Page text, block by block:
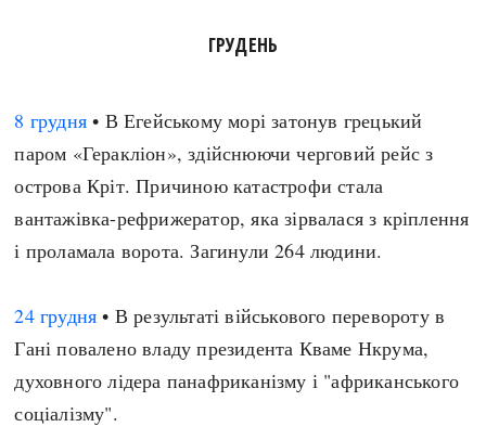
ГРУДЕНЬ
8 грудня • В Егейському морі затонув грецький
паром «Геракліон», здійснюючи черговий рейс з
острова Кріт. Причиною катастрофи стала
вантажівка-рефрижератор, яка зірвалася з кріплення
і проламала ворота. Загинули 264 людини.
24 грудня • В результаті військового перевороту в
Гані повалено владу президента Кваме Нкрума,
духовного лідера панафриканізму і "африканського
соціалізму".